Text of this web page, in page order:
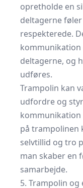
opretholde en
deltagerne
respekterede.
kommunikation
deltagerne, og
udføres.
Trampolin kan
udfordre og
på trampolinen
selvtillid og tro
man skaber en
samarbejde.
5. Trampolin og